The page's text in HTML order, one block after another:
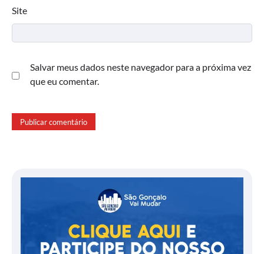
Site
Salvar meus dados neste navegador para a próxima vez
que eu comentar.